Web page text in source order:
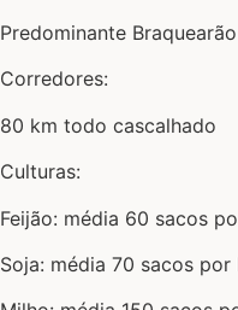
Predominante Braquearão
Corredores:
80 km todo cascalhado
Culturas:
Feijão: média 60 sacos
Soja: média 70 sacos por